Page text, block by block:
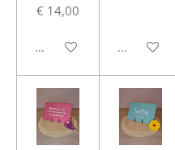
€ 14,00
In winkelwagenIn